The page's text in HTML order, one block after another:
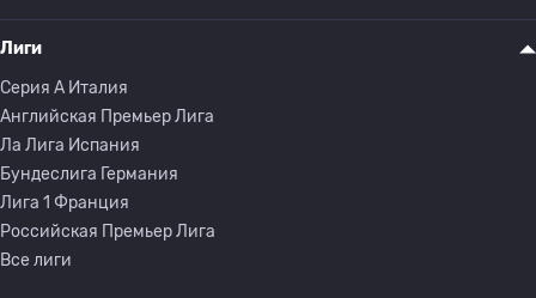
Лиги
Серия A Италия
Английская Премьер Лига
Ла Лига Испания
Бундеслига Германия
Лига 1 Франция
Российская Премьер Лига
Все лиги